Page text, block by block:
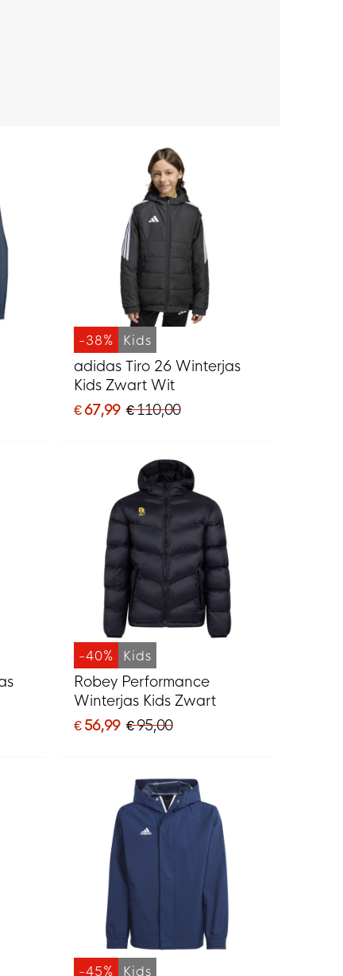
-38% Kids
adidas Tiro 26 Winterjas
Kids Zwart Wit
€ 67,99 € 110,00
-40% Kids
Robey Performance
Winterjas Kids Zwart
€ 56,99 € 95,00
-45% Kids